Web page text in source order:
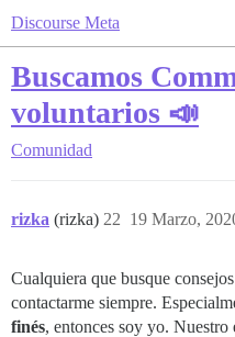
Discourse Meta
Buscamos
voluntarios 📣
Comunidad
rizka (rizka) 19 Marzo,
22
Cualquiera que busque
contactarme siempre.
finés, entonces soy yo. Nuestro